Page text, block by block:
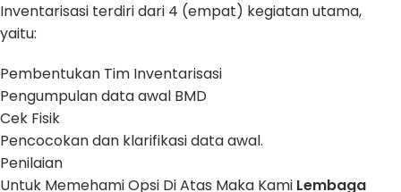
Inventarisasi terdiri dari 4 (empat) kegiatan utama,
yaitu:
Pembentukan Tim Inventarisasi
Pengumpulan data awal BMD
Cek Fisik
Pencocokan dan klarifikasi data awal.
Penilaian
Untuk Memehami Opsi Di Atas Maka Kami Lembaga